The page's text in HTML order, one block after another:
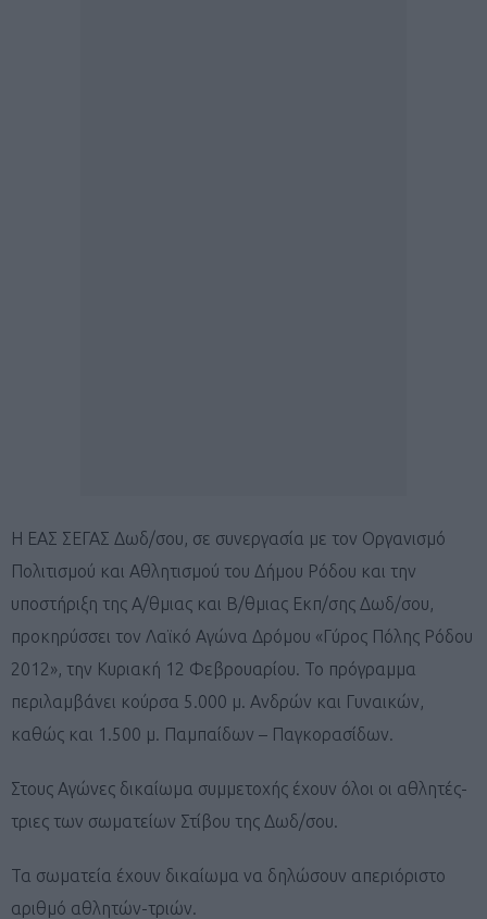
Η ΕΑΣ ΣΕΓΑΣ Δωδ/σου, σε συνεργασία με τον Οργανισμό
Πολιτισμού και Αθλητισμού του Δήμου Ρόδου και την
υποστήριξη της Α/θμιας και Β/θμιας Εκπ/σης Δωδ/σου,
προκηρύσσει τον Λαϊκό Αγώνα Δρόμου «Γύρος Πόλης Ρόδου
2012», την Κυριακή 12 Φεβρουαρίου. Το πρόγραμμα
περιλαμβάνει κούρσα 5.000 μ. Ανδρών και Γυναικών,
καθώς και 1.500 μ. Παμπαίδων – Παγκορασίδων.
Στους Αγώνες δικαίωμα συμμετοχής έχουν όλοι οι αθλητές-
τριες των σωματείων Στίβου της Δωδ/σου.
Τα σωματεία έχουν δικαίωμα να δηλώσουν απεριόριστο
αριθμό αθλητών-τριών.